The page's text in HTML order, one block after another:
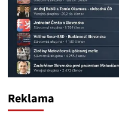
Reklama